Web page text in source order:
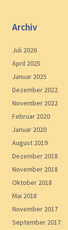
Archiv
Juli 2026
April 2025
Januar 2025
Dezember 2022
November 2022
Februar 2020
Januar 2020
August 2019
Dezember 2018
November 2018
Oktober 2018
Mai 2018
November 2017
September 2017